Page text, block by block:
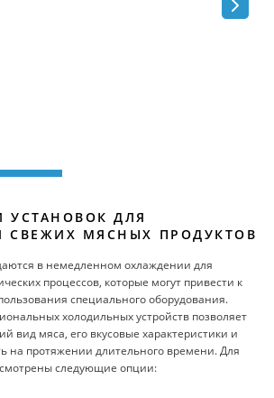
УСТАНОВОК ДЛЯ
СВЕЖИХ МЯСНЫХ ПРОДУКТОВ
в немедленном охлаждении для
процессов, которые могут привести к
специального оборудования.
холодильных устройств позволяет
вид мяса, его вкусовые характеристики и
на протяжении длительного времени. Для
следующие опции: